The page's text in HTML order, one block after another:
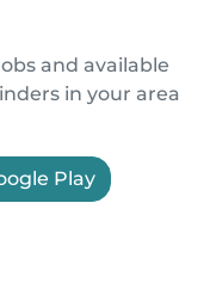
and available
in your area
Play